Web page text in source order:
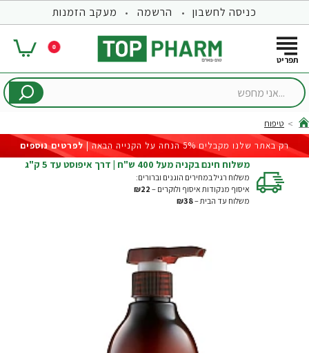
כניסה לחשבון הרשמה מעקב הזמנות
0
...אני
home
טיפוח
רק באתר שלנו מקבלים 5% הנחה על הקנייה הבאה |
לפרטים נוספים
משלוח חינם בקניה מעל 400 ש"ח | דרך איפוסט עד 5 ק"ג
משלוח רגיל במחירים הוגנים וברורים:
איסוף מנקודות איסוף ולוקרים – ₪22
משלוח עד הבית –₪38